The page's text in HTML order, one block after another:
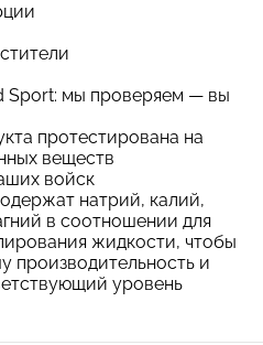
Sport: мы проверяем — вы
протестирована на
веществ
войск
натрий, калий,
в соотношении для
жидкости, чтобы
производительность и
уровень